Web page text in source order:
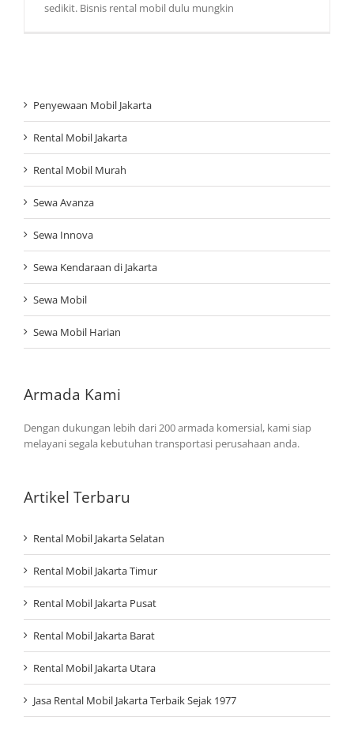
sedikit. Bisnis rental mobil dulu mungkin
Penyewaan Mobil Jakarta
Rental Mobil Jakarta
Rental Mobil Murah
Sewa Avanza
Sewa Innova
Sewa Kendaraan di Jakarta
Sewa Mobil
Sewa Mobil Harian
Armada Kami
Dengan dukungan lebih dari 200 armada komersial, kami siap
melayani segala kebutuhan transportasi perusahaan anda.
Artikel Terbaru
Rental Mobil Jakarta Selatan
Rental Mobil Jakarta Timur
Rental Mobil Jakarta Pusat
Rental Mobil Jakarta Barat
Rental Mobil Jakarta Utara
Jasa Rental Mobil Jakarta Terbaik Sejak 1977